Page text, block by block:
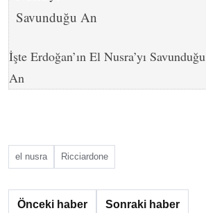
İşte Erdoğan’ın El Nusra’yı Savunduğu
An
el nusra Ricciardone
Önceki haber Sonraki haber